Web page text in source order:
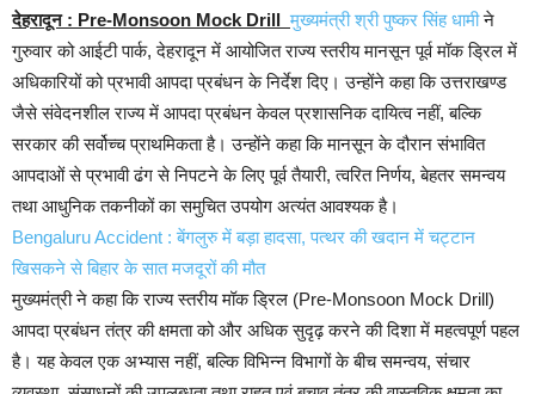
देहरादून : Pre-Monsoon Mock Drillमुख्यमंत्री श्री पुष्कर सिंह धामीने
गुरुवार को आईटी पार्क, देहरादून में आयोजित राज्य स्तरीय मानसून पूर्व मॉक ड्रिल में
अधिकारियों को प्रभावी आपदा प्रबंधन के निर्देश दिए। उन्होंने कहा कि उत्तराखण्ड
जैसे संवेदनशील राज्य में आपदा प्रबंधन केवल प्रशासनिक दायित्व नहीं, बल्कि
सरकार की सर्वोच्च प्राथमिकता है। उन्होंने कहा कि मानसून के दौरान संभावित
आपदाओं से प्रभावी ढंग से निपटने के लिए पूर्व तैयारी, त्वरित निर्णय, बेहतर समन्वय
तथा आधुनिक तकनीकों का समुचित उपयोग अत्यंत आवश्यक है।
Bengaluru Accident : बेंगलुरु में बड़ा हादसा, पत्थर की खदान में चट्टान
खिसकने से बिहार के सात मजदूरों की मौत
मुख्यमंत्री ने कहा कि राज्य स्तरीय मॉक ड्रिल (Pre-Monsoon Mock Drill)
आपदा प्रबंधन तंत्र की क्षमता को और अधिक सुदृढ़ करने की दिशा में महत्वपूर्ण पहल
है। यह केवल एक अभ्यास नहीं, बल्कि विभिन्न विभागों के बीच समन्वय, संचार